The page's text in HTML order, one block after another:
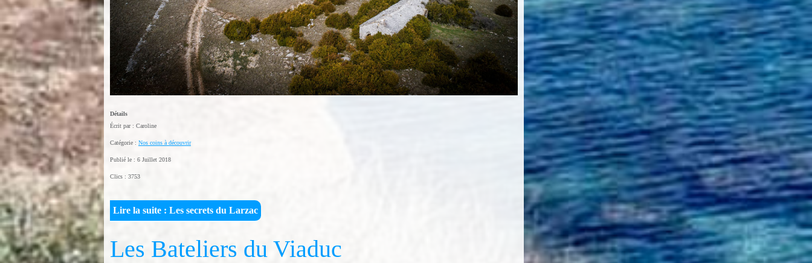
Détails
Écrit par : Caroline
Catégorie : Nos coins à découvrir
Publié le : 6 Juillet 2018
Clics : 3753
Lire la suite : Les secrets du Larzac
Les Bateliers du Viaduc